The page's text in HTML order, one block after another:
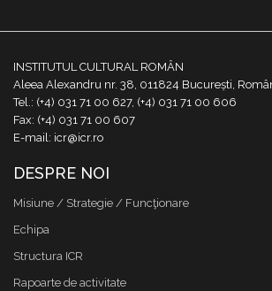
INSTITUTUL CULTURAL ROMÂN
Aleea Alexandru nr. 38, 011824 București,
Tel.: (+4) 031 71 00 627, (+4) 031 71 00 606
Fax: (+4) 031 71 00 607
E-mail: icr@icr.ro
DESPRE NOI
Misiune / Strategie / Funcţionare
Echipa
Structura ICR
Rapoarte de activitate